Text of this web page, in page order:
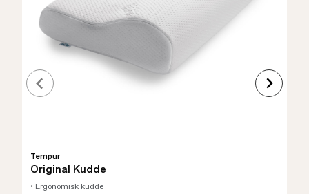
Tempur
Original Kudde
• Ergonomisk kudde